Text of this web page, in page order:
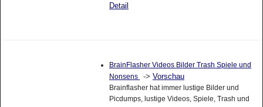
Detail
BrainFlasher Videos Bilder Trash Spiele und
Nonsens
-> Vorschau
Brainflasher hat immer lustige Bilder und
Picdumps, lustige Videos, Spiele, Trash und